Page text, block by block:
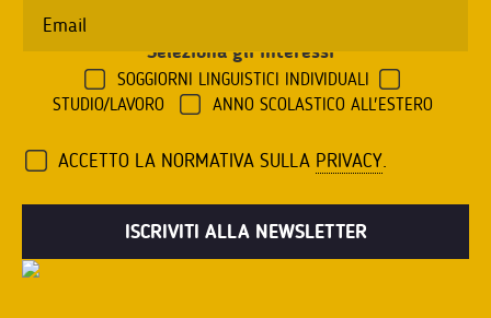
Seleziona gli interessi
SOGGIORNI LINGUISTICI INDIVIDUALI
STUDIO/LAVORO
ANNO SCOLASTICO ALL'ESTERO
ACCETTO LA NORMATIVA SULLA PRIVACY.